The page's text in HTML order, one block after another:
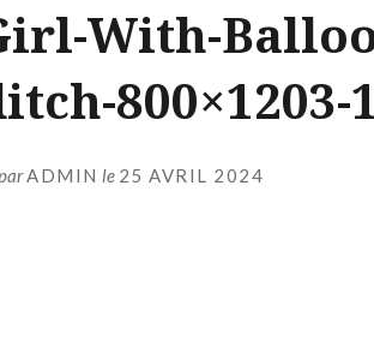
With-
800×1203-
ADMIN le 25 AVRIL 2024